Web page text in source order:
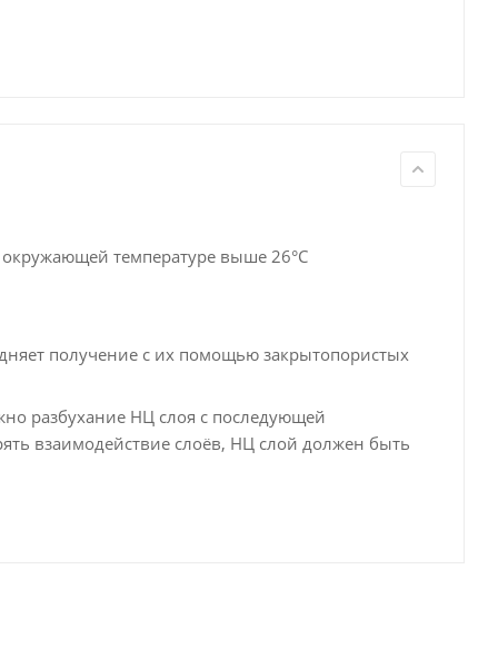
температуре выше 26°С
получение с их помощью закрытопористых
разбухание НЦ слоя с последующей
взаимодействие слоёв, НЦ слой должен быть